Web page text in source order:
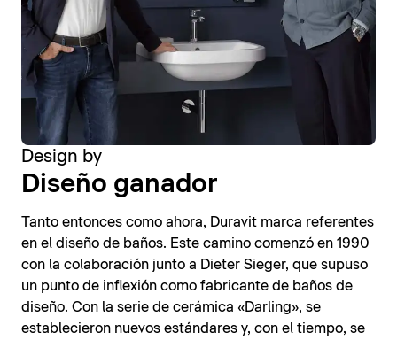
Design by
Diseño ganador
Tanto entonces como ahora, Duravit marca referentes
en el diseño de baños. Este camino comenzó en 1990
con la colaboración junto a Dieter Sieger, que supuso
un punto de inflexión como fabricante de baños de
diseño. Con la serie de cerámica «Darling», se
establecieron nuevos estándares y, con el tiempo, se